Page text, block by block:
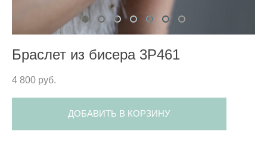
Браслет из бисера 3P461
4 800 pуб.
ДОБАВИТЬ В КОРЗИНУ